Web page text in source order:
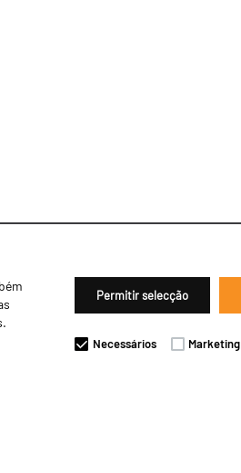
Permitir selecção
Necessários Marketing